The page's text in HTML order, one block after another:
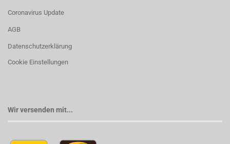
Coronavirus Update
AGB
Datenschutzerklärung
Cookie Einstellungen
Wir versenden mit...